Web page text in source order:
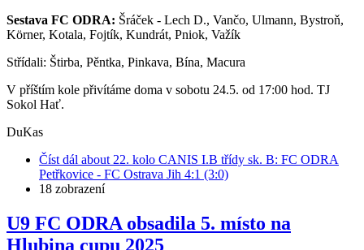
Sestava FC ODRA: Šráček - Lech D., Vančo, Ulmann, Bystroň,
Körner, Kotala, Fojtík, Kundrát, Pniok, Važík
Střídali: Štirba, Pěntka, Pinkava, Bína, Macura
V příštím kole přivítáme doma v sobotu 24.5. od 17:00 hod. TJ
Sokol Hať.
DuKas
Číst dál about 22. kolo CANIS I.B třídy sk. B: FC ODRA
Petřkovice - FC Ostrava Jih 4:1 (3:0)
18 zobrazení
U9 FC ODRA obsadila 5. místo na
Hlubina cupu 2025